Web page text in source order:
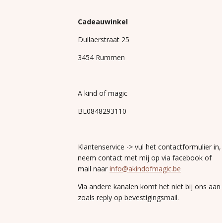
Cadeauwinkel
Dullaerstraat 25
3454 Rummen
A kind of magic
BE0848293110
Klantenservice -> vul het contactformulier in,
neem contact met mij op via facebook of
mail naar info@akindofmagic.be
Via andere kanalen komt het niet bij ons aan
zoals reply op bevestigingsmail.